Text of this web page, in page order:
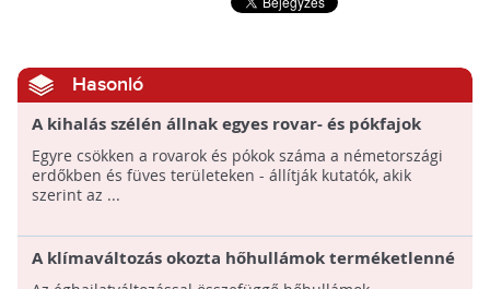
Hasonló
A kihalás szélén állnak egyes rovar- és pókfajok
Németországban
Egyre csökken a rovarok és pókok száma a németországi
erdőkben és füves területeken - állítják kutatók, akik
szerint az ...
A klímaváltozás okozta hőhullámok terméketlenné
tehetik a hím rovarokat